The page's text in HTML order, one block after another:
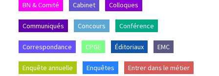
BN & Comité Cabinet Colloques
Communiqués Concours Conférence
Correspondance CPGE Éditoriaux EMC
Enquête annuelle Enquêtes Entrer dans le métier